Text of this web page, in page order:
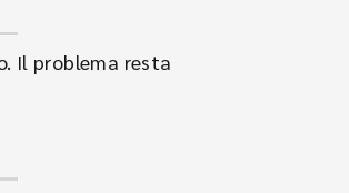
Il problema resta